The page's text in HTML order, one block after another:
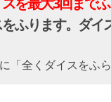
ふります。ダイ
「全くダイスをふ